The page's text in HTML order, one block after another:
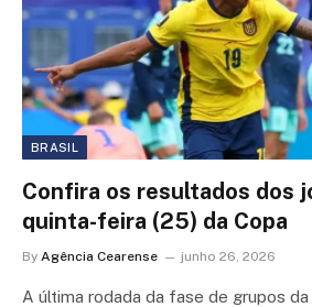
BRASIL
Confira os resultados dos
quinta-feira (25) da Copa
By Agência Cearense junho 26, 2026
A última rodada da fase de grupos